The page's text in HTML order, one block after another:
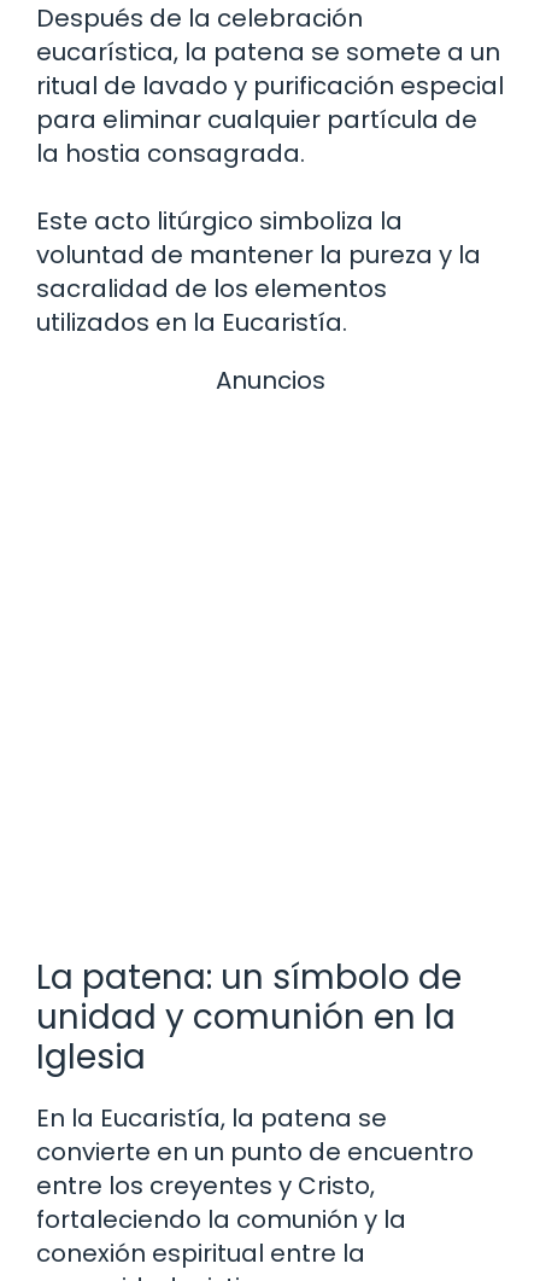
Después de la celebración
eucarística, la patena se somete a un
ritual de lavado y purificación especial
para eliminar cualquier partícula de
la hostia consagrada.
Este acto litúrgico simboliza la
voluntad de mantener la pureza y la
sacralidad de los elementos
utilizados en la Eucaristía.
Anuncios
La patena: un símbolo de
unidad y comunión en la
Iglesia
En la Eucaristía, la patena se
convierte en un punto de encuentro
entre los creyentes y Cristo,
fortaleciendo la comunión y la
conexión espiritual entre la